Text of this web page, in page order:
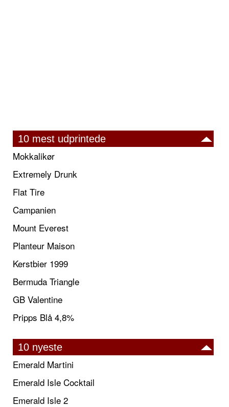
10 mest udprintede
Mokkalikør
Extremely Drunk
Flat Tire
Campanien
Mount Everest
Planteur Maison
Kerstbier 1999
Bermuda Triangle
GB Valentine
Pripps Blå 4,8%
10 nyeste
Emerald Martini
Emerald Isle Cocktail
Emerald Isle 2